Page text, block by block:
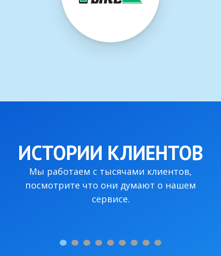
ИСТОРИИ КЛИЕНТОВ
Мы работаем с тысячами клиентов,
посмотрите что они думают о нашем
сервисе.